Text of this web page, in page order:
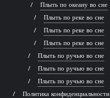
Плыть по океану во сне
Плыть по реке во сне
Плыть по реке во сне
Плыть по реке во сне
Плыть по ручью во сне
Плыть по ручью во сне
Плыть по ручью во сне
Политика конфиденциальности